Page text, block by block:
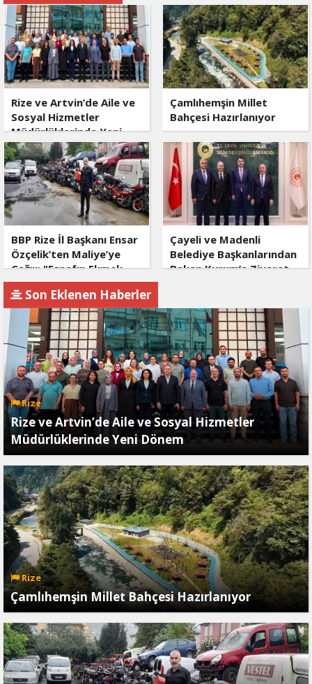
Rize ve Artvin’de Aile ve
Sosyal Hizmetler
Müdürlüklerinde Yeni
Dönem
Çamlıhemşin Millet
Bahçesi Hazırlanıyor
BBP Rize İl Başkanı Ensar
Özçelik’ten Maliye’ye
Çağrı: "Esnafın Ekmek
Teknesine Haciz Borcu
Ödetmez, Üretimi
Durdurur!"
Çayeli ve Madenli
Belediye Başkanlarından
Bakan Kurum’a Ziyaret
Son Eklenen Haberler
Rize
Rize ve Artvin’de Aile ve Sosyal Hizmetler
Müdürlüklerinde Yeni Dönem
Rize
Çamlıhemşin Millet Bahçesi Hazırlanıyor